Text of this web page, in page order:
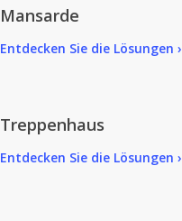
Mansarde
Entdecken Sie die Lösungen ›
Treppenhaus
Entdecken Sie die Lösungen ›